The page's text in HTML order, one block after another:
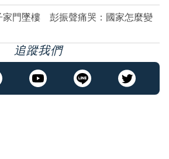
家門墜樓 彭振聲痛哭：國家怎麼變
追蹤我們